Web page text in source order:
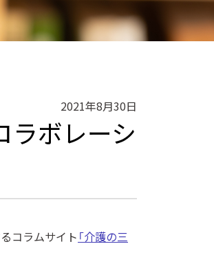
2021年8月30日
ラボレーシ
コラムサイト 「介護の三